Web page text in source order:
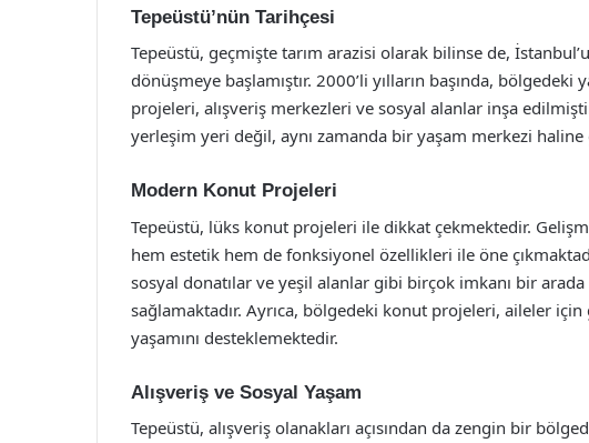
Tepeüstü’nün Tarihçesi
Tepeüstü, geçmişte tarım arazisi olarak bilinse de,
dönüşmeye başlamıştır. 2000’li yılların başında, bölgedeki
projeleri, alışveriş merkezleri ve sosyal alanlar inşa
yerleşim yeri değil, aynı zamanda bir yaşam merkezi
Modern Konut Projeleri
Tepeüstü, lüks konut projeleri ile dikkat çekmektedir.
hem estetik hem de fonksiyonel özellikleri ile öne
sosyal donatılar ve yeşil alanlar gibi birçok imkanı bir
sağlamaktadır. Ayrıca, bölgedeki konut projeleri, aileler
yaşamını desteklemektedir.
Alışveriş ve Sosyal Yaşam
Tepeüstü, alışveriş olanakları açısından da zengin bir